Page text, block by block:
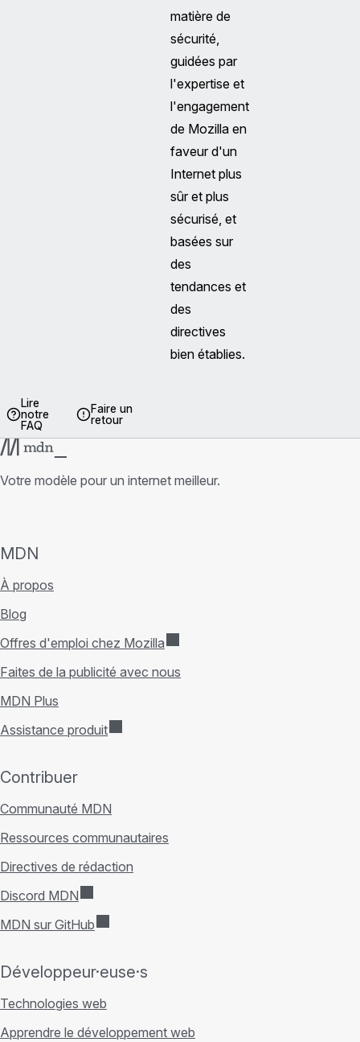
matière de
sécurité,
guidées par
l'expertise et
l'engagement
de Mozilla en
faveur d'un
Internet plus
sûr et plus
sécurisé, et
basées sur
des
tendances et
des
directives
bien établies.
Lire
notre
FAQ
Faire un
retour
Votre modèle pour un internet meilleur.
MDN
À propos
Blog
Offres d'emploi chez Mozilla
Faites de la publicité avec nous
MDN Plus
Assistance produit
Contribuer
Communauté MDN
Ressources communautaires
Directives de rédaction
Discord MDN
MDN sur GitHub
Développeur·euse·s
Technologies web
Apprendre le développement web